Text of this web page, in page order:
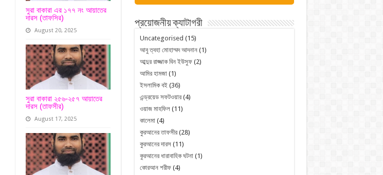
সুরা বাকারা এর ১৭৭ নং আয়াতের
দারস (তাফসির)
August 20, 2025
সুরা বাকারা ২৫৬-২৫৭ আয়াতের
দারস (তাফসীর)
August 17, 2025
প্রয়োজনীয় ক্যাটাগরী
Uncategorised (15)
আবু ত্বহা মোহাম্মদ আদনান(1)
আব্দুর রাজ্জাক বিন ইউসুফ(2)
আমির হামজা(1)
ইসলামিক বই(36)
এন্ড্রয়েড সফটওয়ার(4)
ওয়াজ মাহফিল(11)
কালেমা(4)
কুরআনের তাফসীর(28)
কুরআনের দারস(11)
কুরআনের ধারাবাহিক ঘটনা(1)
কোরআন শরীফ(4)